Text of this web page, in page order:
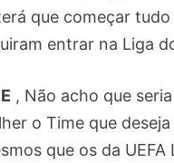
que começar
entrar na Liga
, Não acho que
o Time que
que os da UEFA